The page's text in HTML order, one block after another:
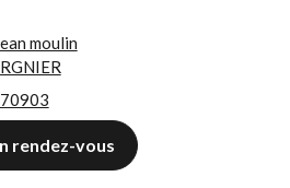
moulin
rendez-vous